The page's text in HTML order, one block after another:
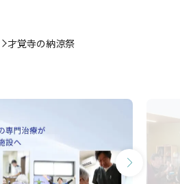
才覚寺の納涼祭